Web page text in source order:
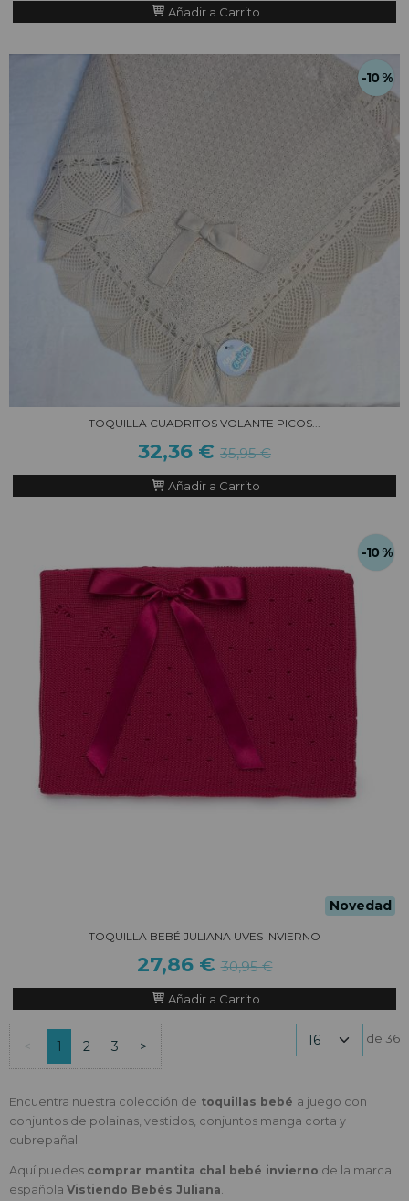
Añadir a Carrito
-10 %
TOQUILLA CUADRITOS VOLANTE PICOS...
32,36 € 35,95 €
Añadir a Carrito
Novedad
-10 %
TOQUILLA BEBÉ JULIANA UVES INVIERNO
27,86 €30,95 €
Añadir a Carrito
< 1 2 3 > de 36
Encuentra nuestra colección de toquillas bebé a juego con
conjuntos de polainas, vestidos, conjuntos manga corta y
cubrepañal.
Aquí puedes comprar mantita chal bebé invierno de la marca
española Vistiendo Bebés Juliana.